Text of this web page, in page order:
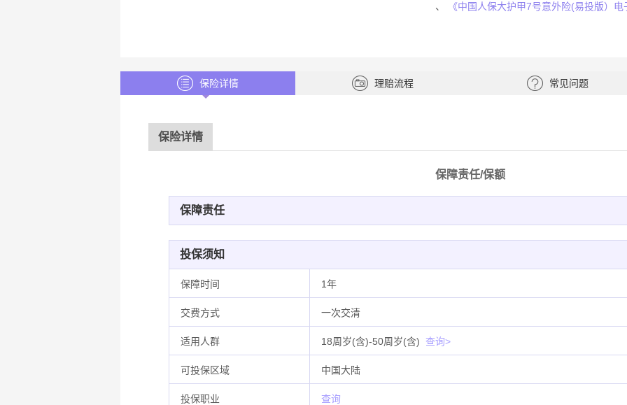
、
《中国人保大护甲7号意外险(易投版）电
保险详情 理赔流程 常见问题
保险详情
保障责任/保额
保障责任
投保须知
保障时间 1年
交费方式 一次交清
适用人群 18周岁(含)-50周岁(含) 查询>
可投保区域 中国大陆
投保职业 查询